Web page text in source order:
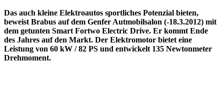
Das auch kleine Elektroautos sportliches Potenzial bieten,
beweist Brabus auf dem Genfer Autmobilsalon (-18.3.2012) mit
dem getunten Smart Fortwo Electric Drive. Er kommt Ende
des Jahres auf den Markt. Der Elektromotor bietet eine
Leistung von 60 kW / 82 PS und entwickelt 135 Newtonmeter
Drehmoment.